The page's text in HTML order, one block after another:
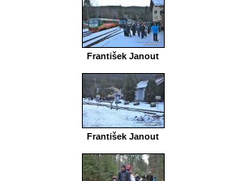
František Janout
František Janout